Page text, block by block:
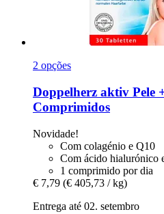
2 opções
Doppelherz aktiv Pele
Comprimidos
Novidade!
Com colagénio e Q10
Com ácido hialurónico
1 comprimido por dia
€ 7,79 (€ 405,73 / kg)
Entrega até 02. setembro